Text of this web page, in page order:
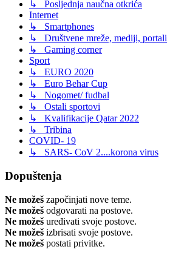
↳ Posljednja naučna otkrića
Internet
↳ Smartphones
↳ Društvene mreže, mediji, portali
↳ Gaming corner
Sport
↳ EURO 2020
↳ Euro Behar Cup
↳ Nogomet/ fudbal
↳ Ostali sportovi
↳ Kvalifikacije Qatar 2022
↳ Tribina
COVID- 19
↳ SARS- CoV 2....korona virus
Dopuštenja
Ne možeš započinjati nove teme.
Ne možeš odgovarati na postove.
Ne možeš uređivati svoje postove.
Ne možeš izbrisati svoje postove.
Ne možeš postati privitke.